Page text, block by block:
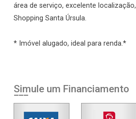
área de serviço, excelente
Shopping Santa Úrsula.
* Imóvel alugado, ideal para renda.*
Simule um Financiamento